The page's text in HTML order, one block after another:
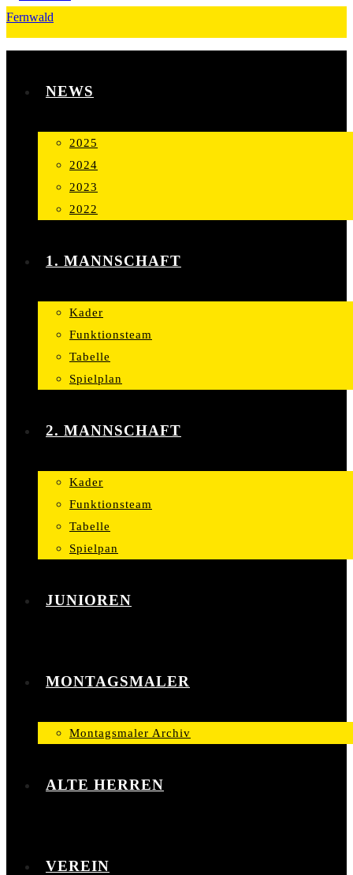
NEWS
2025
2024
2023
2022
1. MANNSCHAFT
Kader
Funktionsteam
Tabelle
Spielplan
2. MANNSCHAFT
Kader
Funktionsteam
Tabelle
Spielpan
JUNIOREN
MONTAGSMALER
Montagsmaler Archiv
ALTE HERREN
VEREIN